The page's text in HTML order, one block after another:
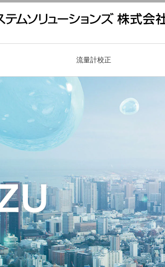
保守・メンテナンス
流量計校正
事業紹介 沿革
インタビュー